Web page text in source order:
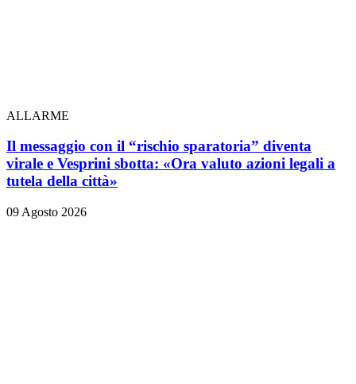
ALLARME
Il messaggio con il “rischio sparatoria” diventa
virale e Vesprini sbotta: «Ora valuto azioni legali a
tutela della città»
09 Agosto 2026